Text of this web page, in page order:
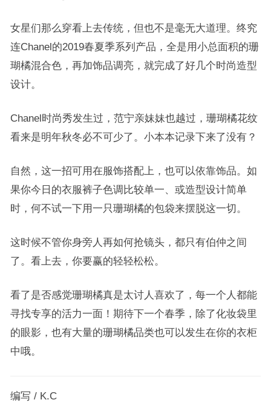
女星们那么穿看上去传统，但也不是毫无大道理。终究
连Chanel的2019春夏季系列产品，全是用小总面积的珊
瑚橘混合色，再加饰品调亮，就完成了好几个时尚造型
设计。
Chanel时尚秀发生过，范宁亲妹妹也越过，珊瑚橘花纹
看来是明年秋冬必不可少了。小本本记录下来了没有？
自然，这一招可用在服饰搭配上，也可以依靠饰品。如
果你今日的衣服裤子色调比较单一、或造型设计简单
时，何不试一下用一只珊瑚橘的包袋来摆脱这一切。
这时候不管你身旁人再如何抢镜头，都只有伯仲之间
了。看上去，你要赢的轻轻松松。
看了是否感觉珊瑚橘真是太讨人喜欢了，每一个人都能
寻找专享的活力一面！期待下一个春季，除了化妆袋里
的眼影，也有大量的珊瑚橘品类也可以发生在你的衣柜
中哦。
编写 / K.C